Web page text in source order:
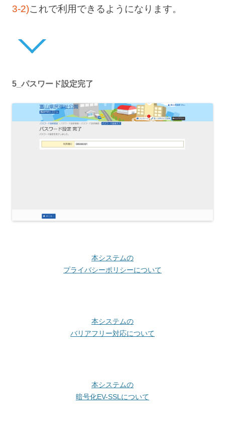
3-2)これで利用できるようになります。
5_パスワード設定完了
本システムの
プライバシーポリシーについて
本システムの
バリアフリー対応について
本システムの
暗号化EV-SSLについて